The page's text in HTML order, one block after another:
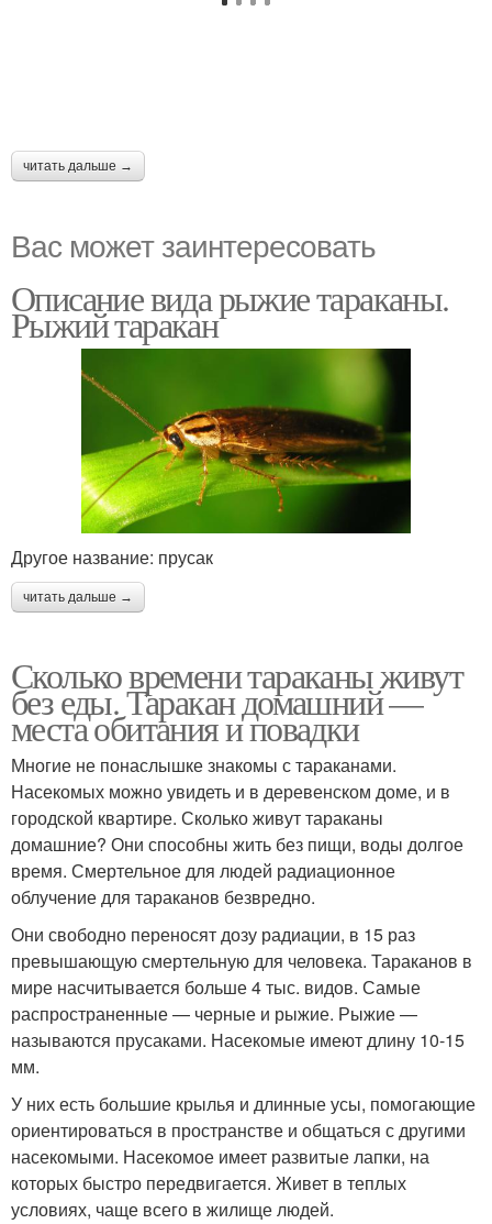
читать дальше →
Вас может заинтересовать
Описание вида рыжие тараканы.
Рыжий таракан
Другое название: прусак
читать дальше →
Сколько времени тараканы живут
без еды. Таракан домашний —
места обитания и повадки
Многие не понаслышке знакомы с тараканами.
Насекомых можно увидеть и в деревенском доме, и в
городской квартире. Сколько живут тараканы
домашние? Они способны жить без пищи, воды долгое
время. Смертельное для людей радиационное
облучение для тараканов безвредно.
Они свободно переносят дозу радиации, в 15 раз
превышающую смертельную для человека. Тараканов в
мире насчитывается больше 4 тыс. видов. Самые
распространенные — черные и рыжие. Рыжие —
называются прусаками. Насекомые имеют длину 10-15
мм.
У них есть большие крылья и длинные усы, помогающие
ориентироваться в пространстве и общаться с другими
насекомыми. Насекомое имеет развитые лапки, на
которых быстро передвигается. Живет в теплых
условиях, чаще всего в жилище людей.